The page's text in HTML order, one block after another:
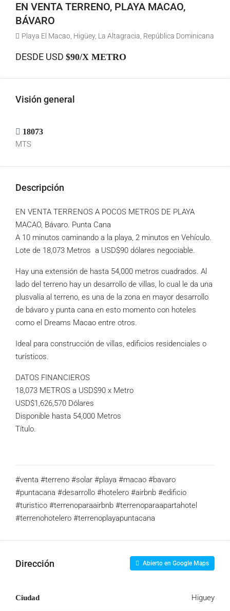
EN VENTA TERRENO, PLAYA MACAO,
BÁVARO
Playa El Macao, Higüey, La Altagracia, República Dominicana
DESDE USD $90/X METRO
Visión general
18073
MTS
Descripción
EN VENTA TERRENOS A POCOS METROS DE PLAYA
MACAO, Bávaro. Punta Cana
A 10 minutos caminando a la playa, 2 minutos en Vehículo.
Lote de 18,073 Metros a USD$90 dólares negociable.
Hay una extensión de hasta 54,000 metros cuadrados. Al
lado del terreno hay un desarrollo de villas, lo cual le da una
plusvalía al terreno, es una de la zona en mayor desarrollo
de bávaro y punta cana en esto momento con hoteles
como el Dreams Macao entre otros.
Ideal para construcción de villas, edificios residenciales o
turísticos.
DATOS FINANCIEROS
18,073 METROS a USD$90 x Metro
USD$1,626,570 Dólares
Disponible hasta 54,000 Metros
Título.
#venta #terreno #solar #playa #macao #bavaro
#puntacana #desarrollo #hotelero #airbnb #edificio
#turistico #terrenoparaairbnb #terrenoparaapartahotel
#terrenohotelero #terrenoplayapuntacana
Dirección Abierto en Google Maps
Ciudad Higuey